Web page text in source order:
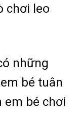
chơi leo
những
bé tuân
em bé chơi